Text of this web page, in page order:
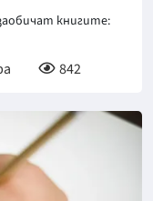
книгите:
842